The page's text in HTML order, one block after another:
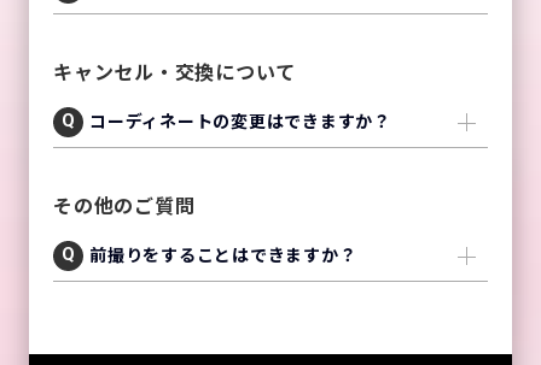
キャンセル・交換について
コーディネートの変更はできますか？
その他のご質問
前撮りをすることはできますか？